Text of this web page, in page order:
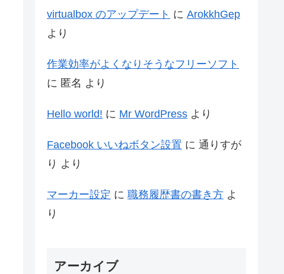
virtualbox のアップデート に ArokkhGep
より
作業効率がよくなりそうなフリーソフト
に 匿名 より
Hello world! に Mr WordPress より
Facebook いいねボタン設置 に 通りすが
り より
マーカー設定 に 職務履歴書の書き方 よ
り
アーカイブ